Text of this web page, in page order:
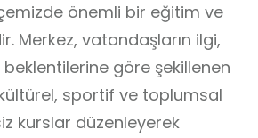
önemli bir eğitim ve
Merkez, vatandaşların ilgi,
göre şekillenen
sportif ve toplumsal
kurslar düzenleyerek